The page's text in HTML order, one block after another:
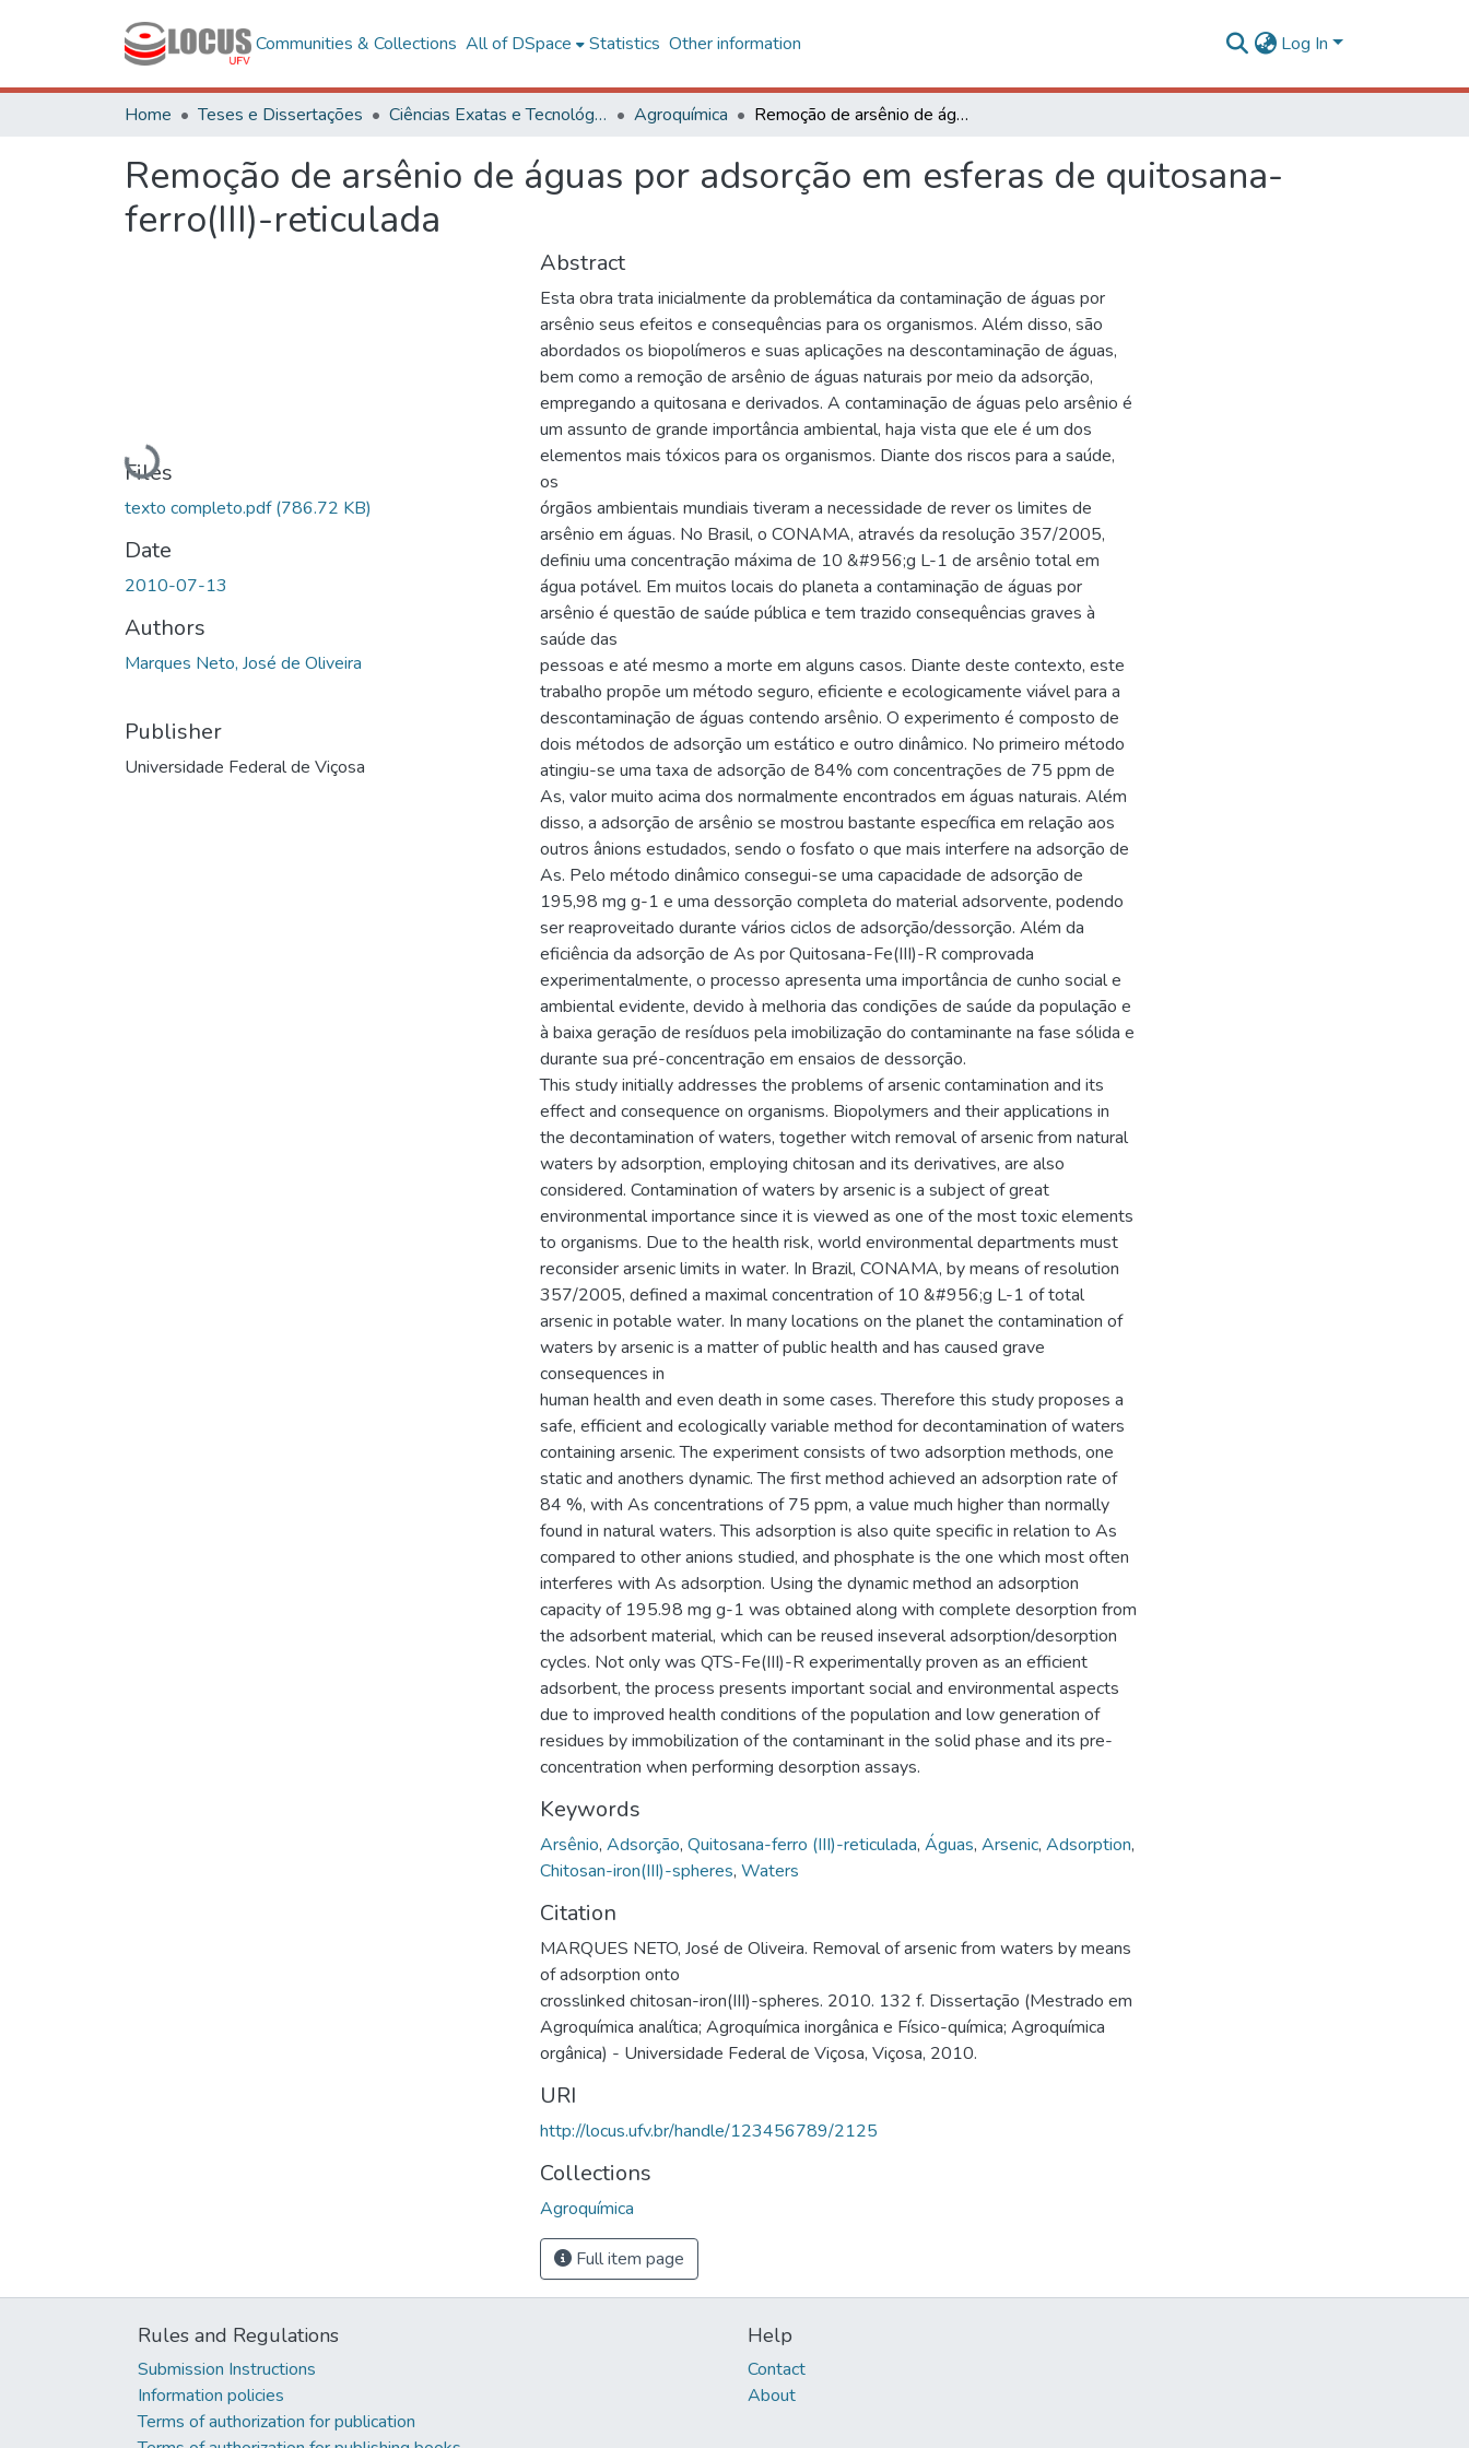
Communities & Collections All of DSpace Statistics Other information Log In
Home Teses e Dissertações Ciências Exatas e Tecnológicas Agroquímica Remoção de arsênio de águas por adsorção em esferas de quitosana-ferro(III)-reticulada
Remoção de arsênio de águas por adsorção em esferas de quitosana-
ferro(III)-reticulada
Loading...
Files
texto completo.pdf(786.72 KB)
Date
2010-07-13
Authors
Marques Neto, José de Oliveira
Publisher
Universidade Federal de Viçosa
Abstract
Esta obra trata inicialmente da problemática da contaminação de águas por
arsênio seus efeitos e consequências para os organismos. Além disso, são
abordados os biopolímeros e suas aplicações na descontaminação de águas,
bem como a remoção de arsênio de águas naturais por meio da adsorção,
empregando a quitosana e derivados. A contaminação de águas pelo arsênio é
um assunto de grande importância ambiental, haja vista que ele é um dos
elementos mais tóxicos para os organismos. Diante dos riscos para a saúde,
os
órgãos ambientais mundiais tiveram a necessidade de rever os limites de
arsênio em águas. No Brasil, o CONAMA, através da resolução 357/2005,
definiu uma concentração máxima de 10 &#956;g L-1 de arsênio total em
água potável. Em muitos locais do planeta a contaminação de águas por
arsênio é questão de saúde pública e tem trazido consequências graves à
saúde das
pessoas e até mesmo a morte em alguns casos. Diante deste contexto, este
trabalho propõe um método seguro, eficiente e ecologicamente viável para a
descontaminação de águas contendo arsênio. O experimento é composto de
dois métodos de adsorção um estático e outro dinâmico. No primeiro método
atingiu-se uma taxa de adsorção de 84% com concentrações de 75 ppm de
As, valor muito acima dos normalmente encontrados em águas naturais. Além
disso, a adsorção de arsênio se mostrou bastante específica em relação aos
outros ânions estudados, sendo o fosfato o que mais interfere na adsorção de
As. Pelo método dinâmico consegui-se uma capacidade de adsorção de
195,98 mg g-1 e uma dessorção completa do material adsorvente, podendo
ser reaproveitado durante vários ciclos de adsorção/dessorção. Além da
eficiência da adsorção de As por Quitosana-Fe(III)-R comprovada
experimentalmente, o processo apresenta uma importância de cunho social e
ambiental evidente, devido à melhoria das condições de saúde da população e
à baixa geração de resíduos pela imobilização do contaminante na fase sólida e
durante sua pré-concentração em ensaios de dessorção.
This study initially addresses the problems of arsenic contamination and its
effect and consequence on organisms. Biopolymers and their applications in
the decontamination of waters, together witch removal of arsenic from natural
waters by adsorption, employing chitosan and its derivatives, are also
considered. Contamination of waters by arsenic is a subject of great
environmental importance since it is viewed as one of the most toxic elements
to organisms. Due to the health risk, world environmental departments must
reconsider arsenic limits in water. In Brazil, CONAMA, by means of resolution
357/2005, defined a maximal concentration of 10 &#956;g L-1 of total
arsenic in potable water. In many locations on the planet the contamination of
waters by arsenic is a matter of public health and has caused grave
consequences in
human health and even death in some cases. Therefore this study proposes a
safe, efficient and ecologically variable method for decontamination of waters
containing arsenic. The experiment consists of two adsorption methods, one
static and anothers dynamic. The first method achieved an adsorption rate of
84 %, with As concentrations of 75 ppm, a value much higher than normally
found in natural waters. This adsorption is also quite specific in relation to As
compared to other anions studied, and phosphate is the one which most often
interferes with As adsorption. Using the dynamic method an adsorption
capacity of 195.98 mg g-1 was obtained along with complete desorption from
the adsorbent material, which can be reused inseveral adsorption/desorption
cycles. Not only was QTS-Fe(III)-R experimentally proven as an efficient
adsorbent, the process presents important social and environmental aspects
due to improved health conditions of the population and low generation of
residues by immobilization of the contaminant in the solid phase and its pre-
concentration when performing desorption assays.
Keywords
Arsênio, Adsorção, Quitosana-ferro (III)-reticulada, Águas, Arsenic, Adsorption,
Chitosan-iron(III)-spheres, Waters
Citation
MARQUES NETO, José de Oliveira. Removal of arsenic from waters by means
of adsorption onto
crosslinked chitosan-iron(III)-spheres. 2010. 132 f. Dissertação (Mestrado em
Agroquímica analítica; Agroquímica inorgânica e Físico-química; Agroquímica
orgânica) - Universidade Federal de Viçosa, Viçosa, 2010.
URI
http://locus.ufv.br/handle/123456789/2125
Collections
Agroquímica
Full item page
Rules and Regulations
Submission Instructions
Information policies
Terms of authorization for publication
Help
Contact
About